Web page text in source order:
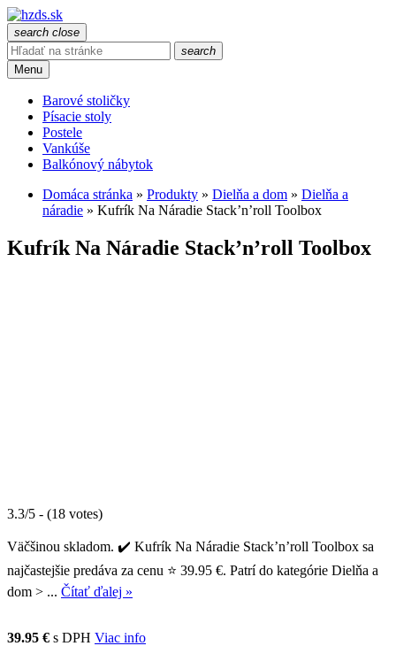
search close
search
Menu
Barové stoličky
Písacie stoly
Postele
Vankúše
Balkónový nábytok
Domáca stránka » Produkty » Dielňa a dom » Dielňa a
náradie » Kufrík Na Náradie Stack’n’roll Toolbox
Kufrík Na Náradie Stack’n’roll Toolbox
3.3/5 - (18 votes)
Väčšinou skladom. ✔️ Kufrík Na Náradie Stack’n’roll Toolbox sa
najčastejšie predáva za cenu ⭐ 39.95 €. Patrí do kategórie Dielňa a
dom > ... Čítať ďalej »
39.95 € s DPH Viac info